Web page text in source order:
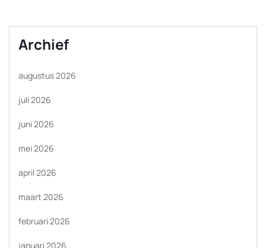
Archief
augustus 2026
juli 2026
juni 2026
mei 2026
april 2026
maart 2026
februari 2026
januari 2026